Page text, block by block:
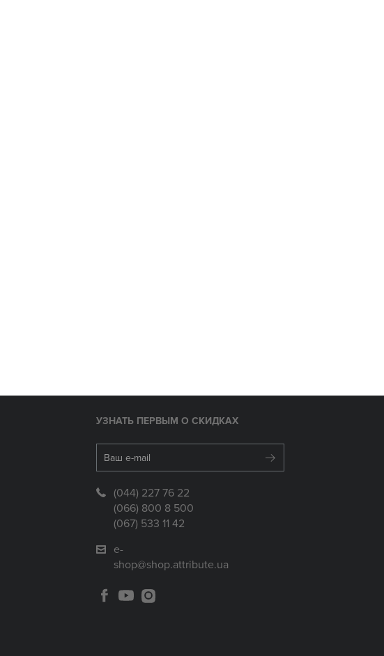
УЗНАТЬ ПЕРВЫМ О СКИДКАХ
(044) 227 76 22
(066) 800 8 500
(067) 533 11 42
e-
shop@shop.attribute.ua